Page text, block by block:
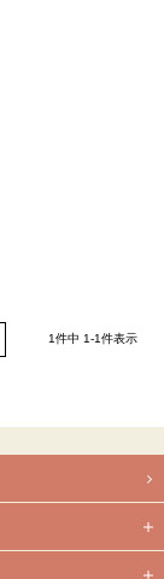
1件中 1-1件表示